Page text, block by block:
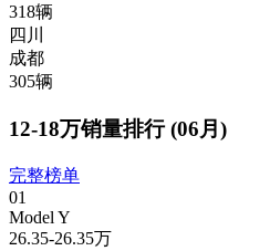
318辆
四川
成都
305辆
12-18万销量排行 (06月)
完整榜单
01
Model Y
26.35-26.35万